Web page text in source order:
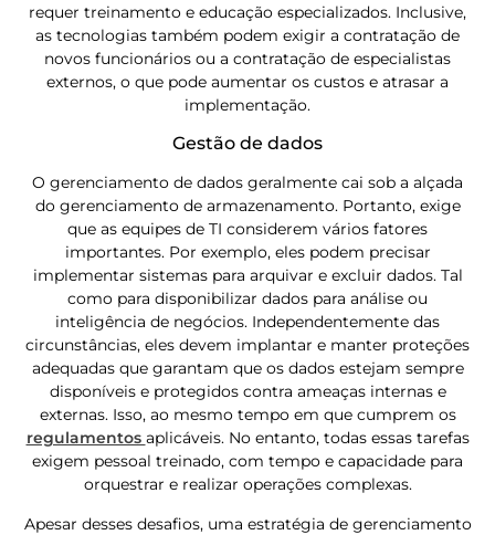
requer treinamento e educação especializados. Inclusive,
as tecnologias também podem exigir a contratação de
novos funcionários ou a contratação de especialistas
externos, o que pode aumentar os custos e atrasar a
implementação.
Gestão de dados
O gerenciamento de dados geralmente cai sob a alçada
do gerenciamento de armazenamento. Portanto, exige
que as equipes de TI considerem vários fatores
importantes. Por exemplo, eles podem precisar
implementar sistemas para arquivar e excluir dados. Tal
como para disponibilizar dados para análise ou
inteligência de negócios. Independentemente das
circunstâncias, eles devem implantar e manter proteções
adequadas que garantam que os dados estejam sempre
disponíveis e protegidos contra ameaças internas e
externas. Isso, ao mesmo tempo em que cumprem os
regulamentos aplicáveis. No entanto, todas essas tarefas
exigem pessoal treinado, com tempo e capacidade para
orquestrar e realizar operações complexas.
Apesar desses desafios, uma estratégia de gerenciamento